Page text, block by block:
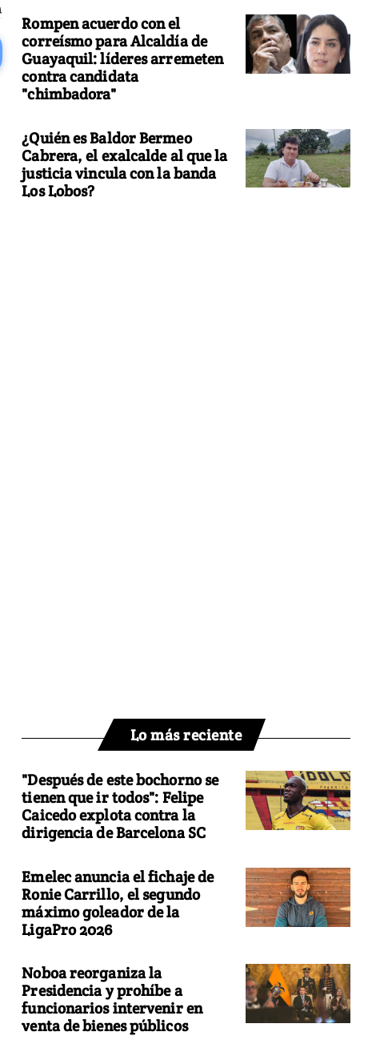
Rompen acuerdo con el
correísmo para Alcaldía de
Guayaquil: líderes arremeten
contra candidata
"chimbadora"
¿Quién es Baldor Bermeo
Cabrera, el exalcalde al que la
justicia vincula con la banda
Los Lobos?
Lo más reciente
"Después de este bochorno se
tienen que ir todos": Felipe
Caicedo explota contra la
dirigencia de Barcelona SC
Emelec anuncia el fichaje de
Ronie Carrillo, el segundo
máximo goleador de la
LigaPro 2026
Noboa reorganiza la
Presidencia y prohíbe a
funcionarios intervenir en
venta de bienes públicos